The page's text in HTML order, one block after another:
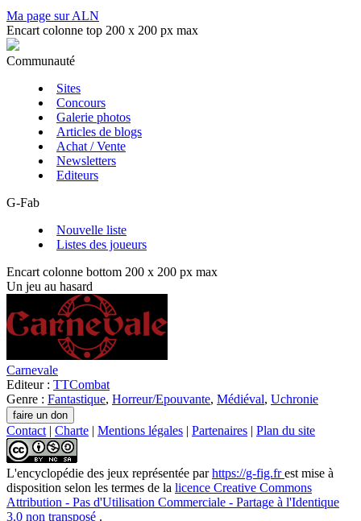
Ma page sur ALN
Encart colonne top 200 x 200 px max
Communauté
Sites
Concours
Galerie photos
Articles de blogs
Achat / Vente
Newsletters
Editeurs
G-Fab
Nouvelle liste
Listes des joueurs
Encart colonne bottom 200 x 200 px max
Un jeu au hasard
Carnevale
Editeur : TTCombat
Genre : Fantastique, Horreur/Epouvante, Médiéval, Uchronie
Contact | Charte | Mentions légales | Partenaires | Plan du site
L'encyclopédie des jeux représentée parhttps://g-fig.frest mise à
disposition selon les termes de la licence Creative Commons
Attribution - Pas d'Utilisation Commerciale - Partage à l'Identique
3.0 non transposé .